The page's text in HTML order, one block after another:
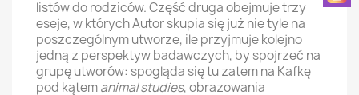
listów do rodziców. Część druga obejmuje trzy
eseje, w których Autor skupia się już nie tyle na
poszczególnym utworze, ile przyjmuje kolejno
jedną z perspektyw badawczych, by spojrzeć na
grupę utworów: spogląda się tu zatem na Kafkę
pod kątemanimal studies, obrazowania